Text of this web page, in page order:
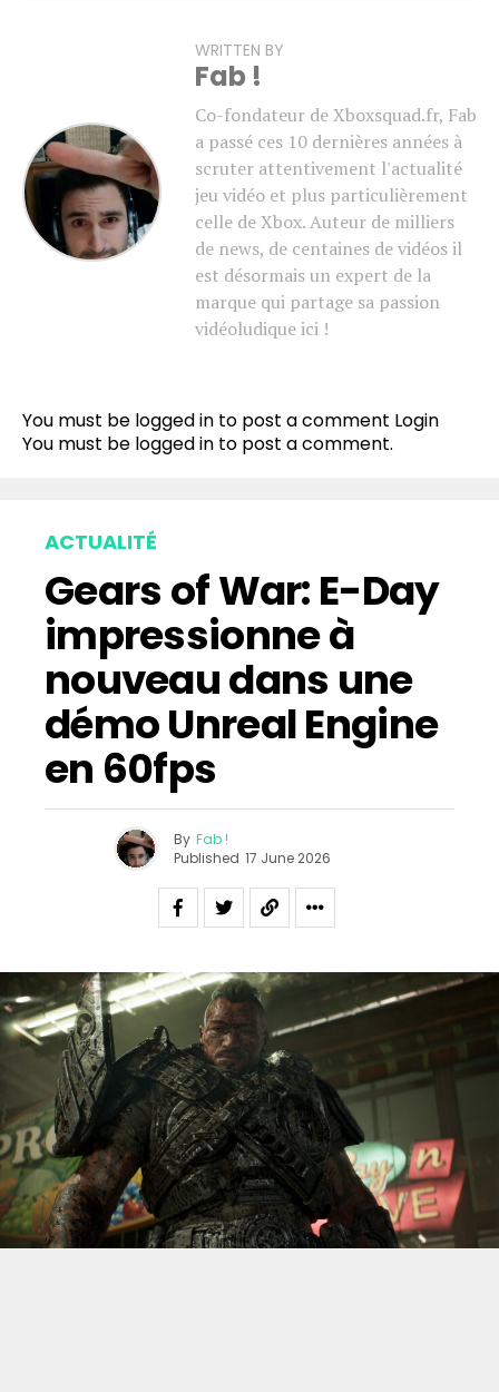
WRITTEN BY
Fab !
Co-fondateur de Xboxsquad.fr, Fab
a passé ces 10 dernières années à
scruter attentivement l'actualité
jeu vidéo et plus particulièrement
celle de Xbox. Auteur de milliers
de news, de centaines de vidéos il
est désormais un expert de la
marque qui partage sa passion
vidéoludique ici !
You must be logged in to post a comment Login
You must be logged in to post a comment.
ACTUALITÉ
Gears of War: E-Day
impressionne à
nouveau dans une
démo Unreal Engine
en 60fps
By Fab !
Published 17 June 2026